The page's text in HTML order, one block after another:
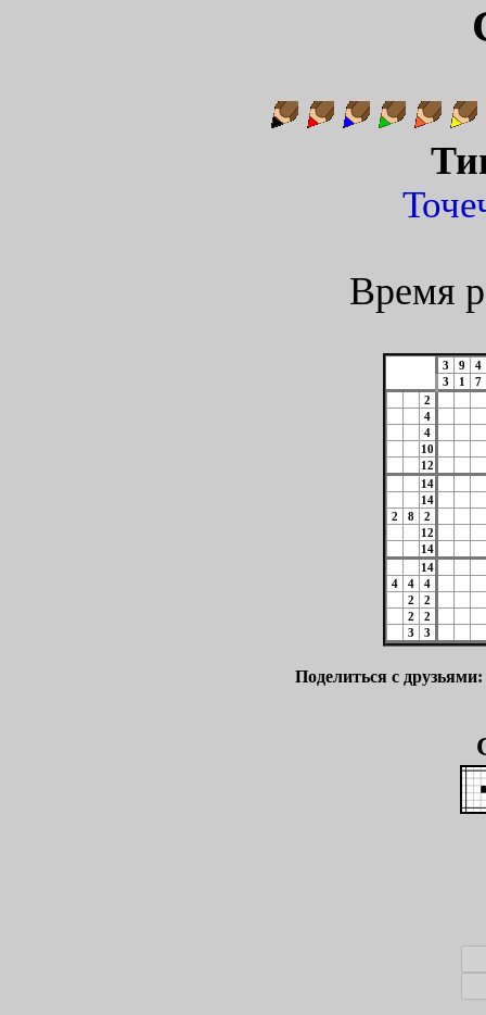
Время
3 9
4
3
1
7
2
4
4
10
12
14
14
2
8
2
12
14
14
4
4
4
2
2
2
2
3
3
Поделиться с друзьями: